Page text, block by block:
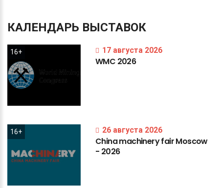
КАЛЕНДАРЬ ВЫСТАВОК
16+ 17 августа 2026
WMC 2026
16+ 26 августа 2026
ChinamachineryfairMoscow
- 2026